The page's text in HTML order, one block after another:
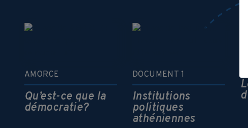
AMORCE
Qu’est-ce que la
démocratie?
DOCUMENT 1
Institutions
politiques
athéniennes